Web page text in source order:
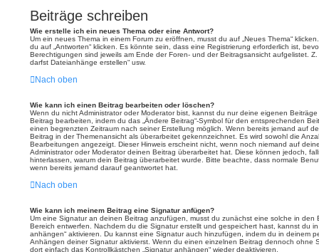
Beiträge schreiben
Wie erstelle ich ein neues Thema oder eine Antwort?
Um ein neues Thema in einem Forum zu eröffnen, musst du auf „Neues Thema“
du auf „Antworten“ klicken. Es könnte sein, dass eine Registrierung erforderlich ist,
Berechtigungen sind jeweils am Ende der Foren- und der Beitragsansicht aufgelistet. Z.
darfst Dateianhänge erstellen“ usw.
Nach oben
Wie kann ich einen Beitrag bearbeiten oder löschen?
Wenn du nicht Administrator oder Moderator bist, kannst du nur deine eigenen
Beitrag bearbeiten, indem du das „Ändere Beitrag“-Symbol für den entsprechenden
einen begrenzten Zeitraum nach seiner Erstellung möglich. Wenn bereits jemand auf
Beitrag in der Themenansicht als überarbeitet gekennzeichnet. Es wird sowohl die
Bearbeitungen angezeigt. Dieser Hinweis erscheint nicht, wenn noch niemand auf
Administrator oder Moderator deinen Beitrag überarbeitet hat. Diese können jedoch,
hinterlassen, warum dein Beitrag überarbeitet wurde. Bitte beachte, dass normale
wenn bereits jemand darauf geantwortet hat.
Nach oben
Wie kann ich meinem Beitrag eine Signatur anfügen?
Um eine Signatur an deinen Beitrag anzufügen, musst du zunächst eine solche in den
Bereich entwerfen. Nachdem du die Signatur erstellt und gespeichert hast, kannst du
anhängen“ aktivieren. Du kannst eine Signatur auch hinzufügen, indem du in deinem
Anhängen deiner Signatur aktivierst. Wenn du einen einzelnen Beitrag dennoch ohne
dort einfach das Kontrollkästchen „Signatur anhängen“ wieder deaktivieren.